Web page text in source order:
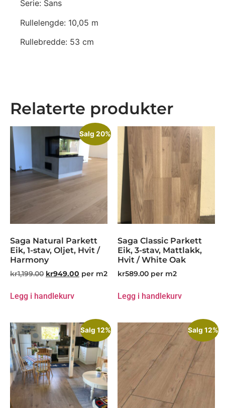
Serie: Sans
Rullelengde: 10,05 m
Rullebredde: 53 cm
Relaterte produkter
Salg 20%
Saga Natural Parkett
Eik, 1-stav, Oljet, Hvit /
Harmony
kr1,199.00 kr949.00 per m2
Legg i handlekurv
Saga Classic Parkett
Eik, 3-stav, Mattlakk,
Hvit / White Oak
kr589.00 per m2
Legg i handlekurv
Salg 12% Salg 12%